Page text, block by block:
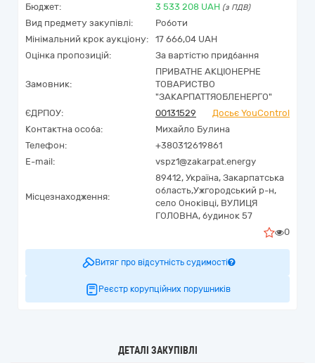
Бюджет: 3 533 208 UAH (з ПДВ)
Вид предмету закупівлі:
Роботи
Мінімальний крок аукціону:
17 666,04 UAH
Оцінка пропозицій:
За вартістю придбання
Замовник:
ПРИВАТНЕ АКЦІОНЕРНЕ
ТОВАРИСТВО
"ЗАКАРПАТТЯОБЛЕНЕРГО"
ЄДРПОУ:
00131529
Досьє YouControl
Контактна особа:
Михайло Булина
Телефон:
+380312619861
E-mail:
vspz1@zakarpat.energy
Місцезнаходження:
89412, Україна, Закарпатська
область,Ужгородський р-н,
село Оноківці, ВУЛИЦЯ
ГОЛОВНА, будинок 57
0
Витяг про відсутність судимості
Реєстр корупційних порушників
ДЕТАЛІ ЗАКУПІВЛІ